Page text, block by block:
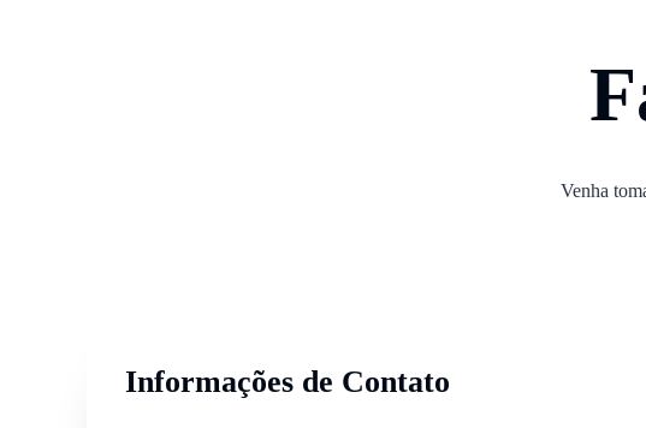
Venha
Informações de Contato